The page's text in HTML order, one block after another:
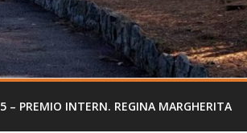
5 – PREMIO INTERN. REGINA MARGHERITA